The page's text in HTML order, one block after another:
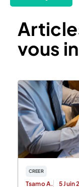
vous
CREER
Tsamo A. 5 Juin